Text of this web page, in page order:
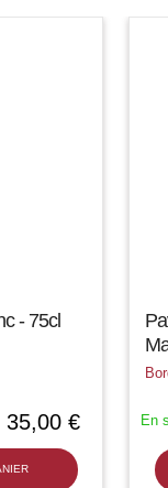
- 75cl
35,00 € En